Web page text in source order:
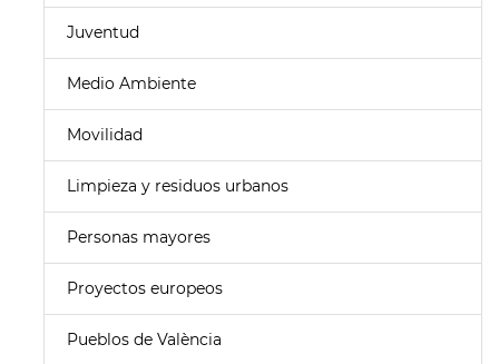
Juventud
Medio Ambiente
Movilidad
Limpieza y residuos urbanos
Personas mayores
Proyectos europeos
Pueblos de València